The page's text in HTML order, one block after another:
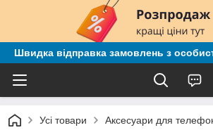
Швидка відправка замовлень з
Усі товари Аксесуари для